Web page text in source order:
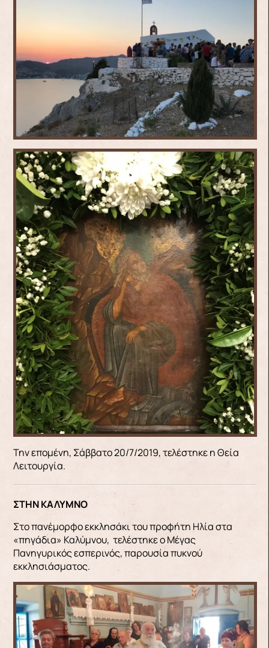
Την επομένη, Σάββατο 20/7/2019, τελέστηκε η Θεία
Λειτουργία.
ΣΤΗΝ ΚΑΛΥΜΝΟ
Στο πανέμορφο εκκλησάκι του προφήτη Ηλία στα
«πηγάδια» Καλύμνου, τελέστηκε ο Μέγας
Πανηγυρικός εσπερινός, παρουσία πυκνού
εκκλησιάσματος.